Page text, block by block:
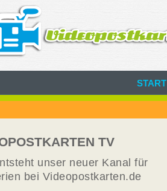
START
TV
unser neuer Kanal für
bei Videopostkarten.de